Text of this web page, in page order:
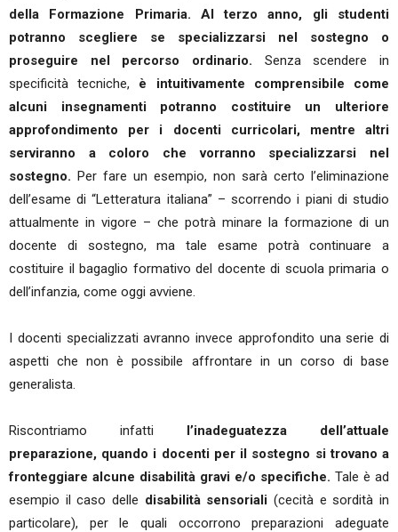
della Formazione Primaria. Al terzo anno, gli studenti
potranno scegliere se specializzarsi nel sostegno o
proseguire nel percorso ordinario. Senza scendere in
specificità tecniche, è intuitivamente comprensibile come
alcuni insegnamenti potranno costituire un ulteriore
approfondimento per i docenti curricolari, mentre altri
serviranno a coloro che vorranno specializzarsi nel
sostegno. Per fare un esempio, non sarà certo l’eliminazione
dell’esame di “Letteratura italiana” – scorrendo i piani di studio
attualmente in vigore – che potrà minare la formazione di un
docente di sostegno, ma tale esame potrà continuare a
costituire il bagaglio formativo del docente di scuola primaria o
dell’infanzia, come oggi avviene.
I docenti specializzati avranno invece approfondito una serie di
aspetti che non è possibile affrontare in un corso di base
generalista.
Riscontriamo infatti l’inadeguatezza dell’attuale
preparazione, quando i docenti per il sostegno si trovano a
fronteggiare alcune disabilità gravi e/o specifiche. Tale è ad
esempio il caso delle disabilità sensoriali(cecità e sordità in
particolare), per le quali occorrono preparazioni adeguate